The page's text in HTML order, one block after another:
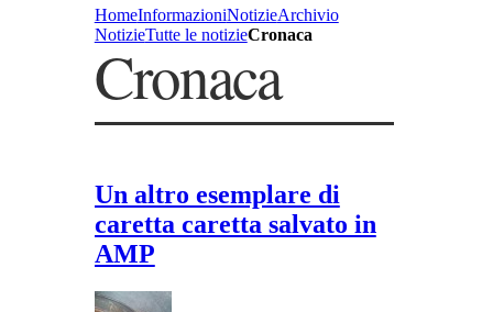
HomeInformazioniNotizieArchivio
NotizieTutte le notizieCronaca
Cronaca
Un altro esemplare di
caretta caretta salvato in
AMP